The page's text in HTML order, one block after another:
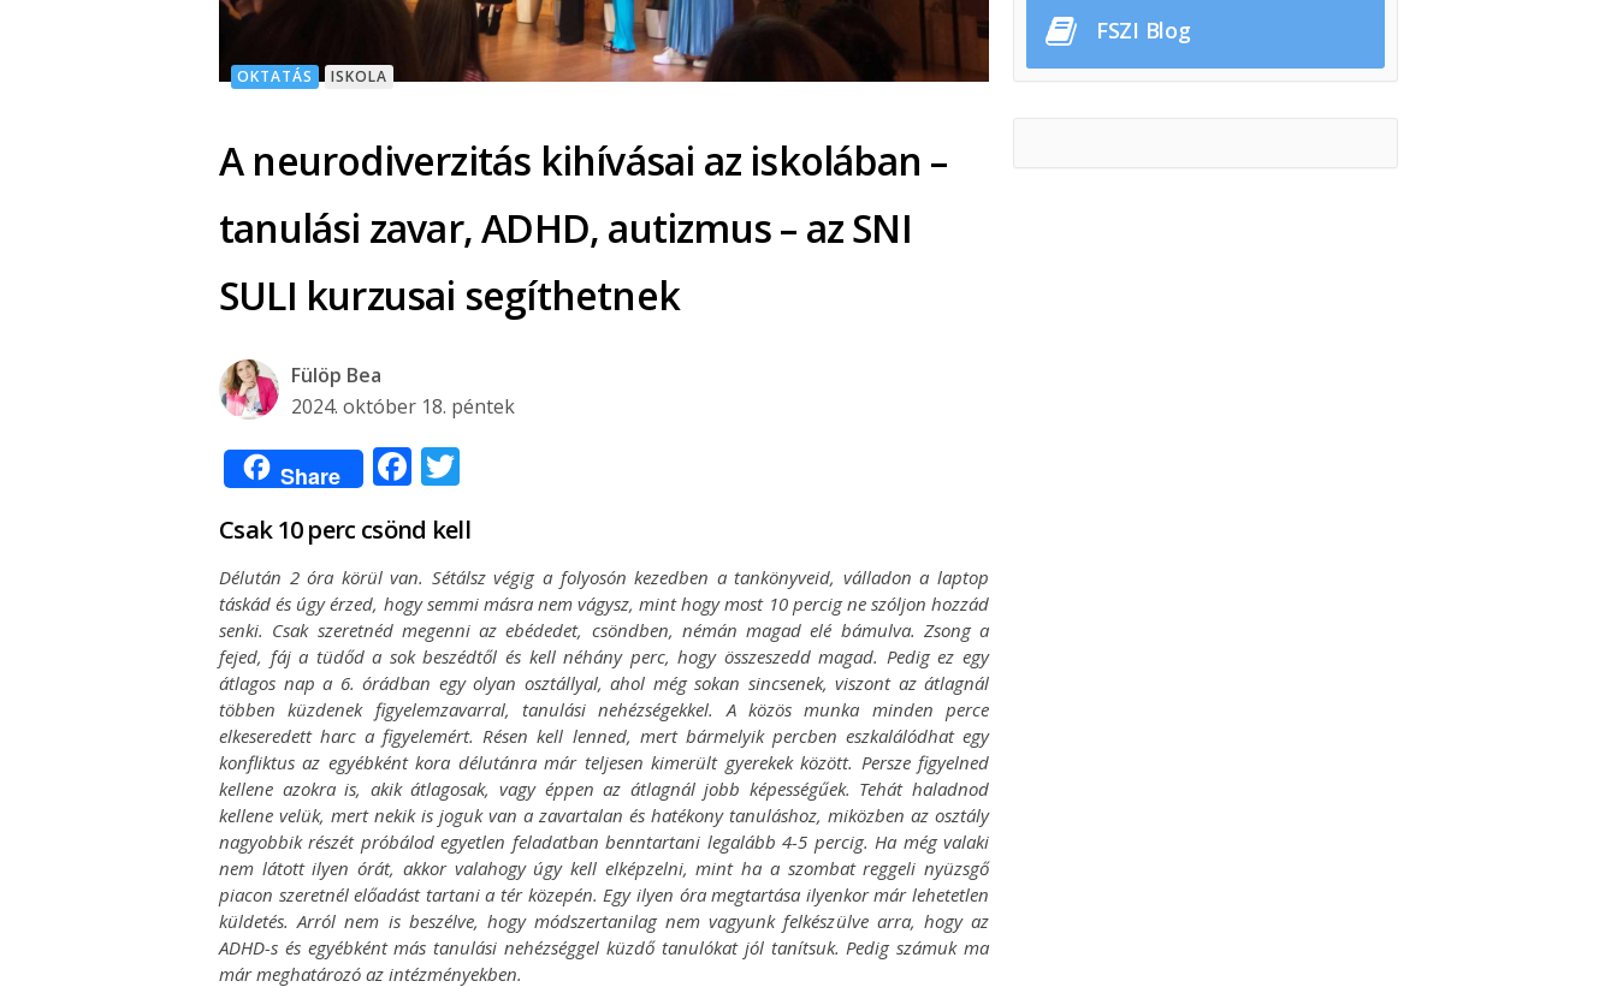
OKTATÁS ISKOLA
A neurodiverzitás kihívásai az iskolában –
tanulási zavar, ADHD, autizmus – az SNI
SULI kurzusai segíthetnek
Fülöp Bea
2024. október 18. péntek
Share Facebook
Csak 10 perc csönd kell
Délután 2 óra körül van. Sétálsz végig a folyosón kezedben a tankönyveid, válladon a laptop
táskád és úgy érzed, hogy semmi másra nem vágysz, mint hogy most 10 percig ne szóljon hozzád
senki. Csak szeretnéd megenni az ebédedet, csöndben, némán magad elé bámulva. Zsong a
fejed, fáj a tüdőd a sok beszédtől és kell néhány perc, hogy összeszedd magad. Pedig ez egy
átlagos nap a 6. órádban egy olyan osztállyal, ahol még sokan sincsenek, viszont az átlagnál
többen küzdenek figyelemzavarral, tanulási nehézségekkel. A közös munka minden perce
elkeseredett harc a figyelemért. Résen kell lenned, mert bármelyik percben eszkalálódhat egy
konfliktus az egyébként kora délutánra már teljesen kimerült gyerekek között. Persze figyelned
kellene azokra is, akik átlagosak, vagy éppen az átlagnál jobb képességűek. Tehát haladnod
kellene velük, mert nekik is joguk van a zavartalan és hatékony tanuláshoz, miközben az osztály
nagyobbik részét próbálod egyetlen feladatban benntartani legalább 4-5 percig. Ha még valaki
nem látott ilyen órát, akkor valahogy úgy kell elképzelni, mint ha a szombat reggeli nyüzsgő
piacon szeretnél előadást tartani a tér közepén. Egy ilyen óra megtartása ilyenkor már lehetetlen
küldetés. Arról nem is beszélve, hogy módszertanilag nem vagyunk felkészülve arra, hogy az
ADHD-s és egyébként más tanulási nehézséggel küzdő tanulókat jól tanítsuk. Pedig számuk ma
már meghatározó az intézményekben.
FSZI Blog